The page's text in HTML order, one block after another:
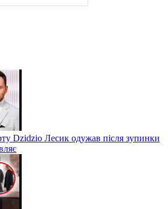
Dzidzio Лесик одужав після зупинки